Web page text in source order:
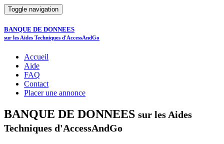
Toggle navigation
BANQUE DE DONNEES
sur les Aides Techniques d'AccessAndGo
Accueil
Aide
FAQ
Contact
Placer une annonce
BANQUE DE DONNEES sur les Aides
Techniques d'AccessAndGo